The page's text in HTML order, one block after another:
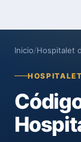
Inicio/Hospitalet